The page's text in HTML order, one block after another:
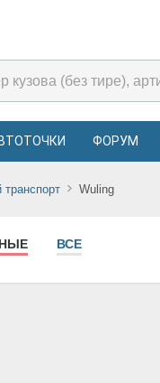
ФОРУМ
транспорт Wuling
ВСЕ